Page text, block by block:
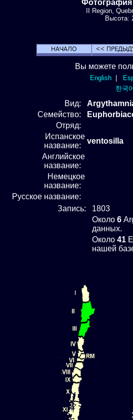
Фотография
II Region,
Высота:
Вы можете
English|
한국
Вид:
Семейство:
Отряд:
Испанское
название:
ventosilla
Английское
название:
Немецкое
название:
Русское название:
Запись:
1803
Около 6
данных.
Около 41
нашей